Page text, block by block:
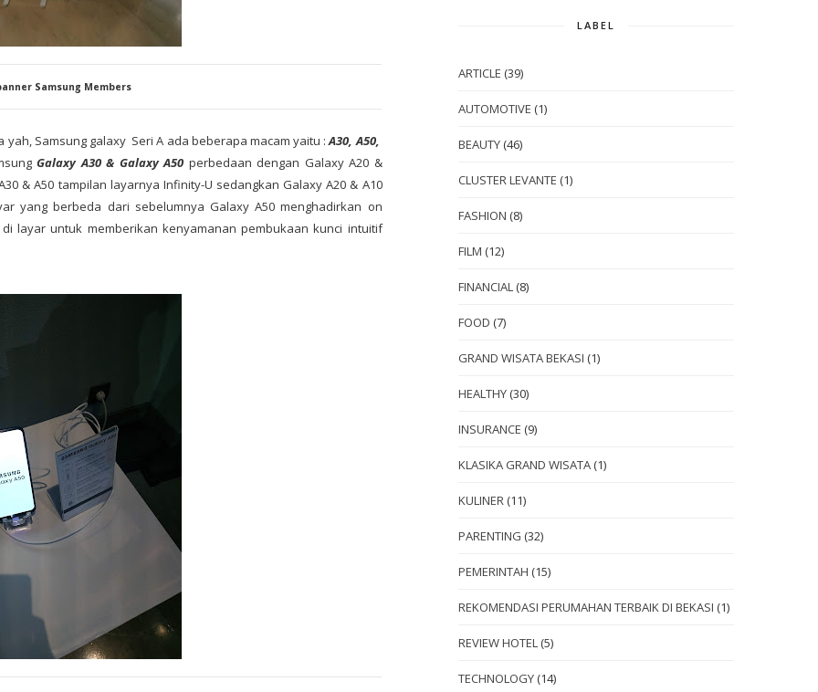
Samsung Members
yah, Samsung galaxy Seri A ada beberapa macam yaitu :A30, A50,
Galaxy A30 & Galaxy A50 perbedaan dengan Galaxy A20 &
& A50 tampilan layarnya Infinity-U sedangkan Galaxy A20 & A10
yang berbeda dari sebelumnya Galaxy A50 menghadirkan on
layar untuk memberikan kenyamanan pembukaan kunci intuitif
LABEL
ARTICLE (39)
AUTOMOTIVE (1)
BEAUTY (46)
CLUSTER LEVANTE (1)
FASHION (8)
FILM (12)
FINANCIAL (8)
FOOD (7)
GRAND WISATA BEKASI (1)
HEALTHY (30)
INSURANCE (9)
KLASIKA GRAND WISATA (1)
KULINER (11)
PARENTING (32)
PEMERINTAH (15)
REKOMENDASI PERUMAHAN TERBAIK DI BEKASI (1)
REVIEW HOTEL (5)
TECHNOLOGY (14)